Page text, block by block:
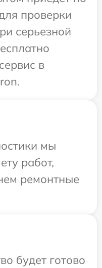
проверки
серьезной
в
мы
работ,
ремонтные
будет готово